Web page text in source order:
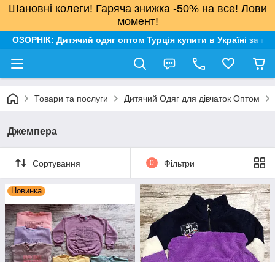
Шановні колеги! Гаряча знижка -50% на все! Лови
момент!
ОЗОРНІК: Дитячий одяг оптом Турція купити в Україні за
Товари та послуги Дитячий Одяг для дівчаток Оптом
Джемпера
Сортування 0 Фільтри
Новинка